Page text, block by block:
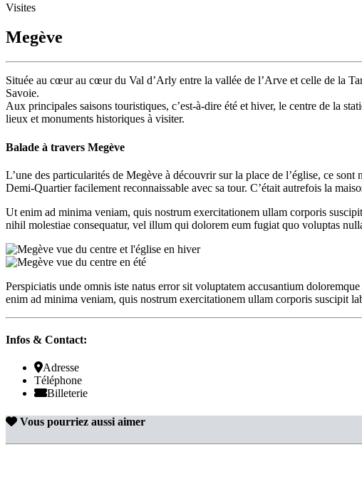
Visites
Megève
Située au cœur au cœur du Val d’Arly entre la vallée de l’Arve et celle de la
Savoie.
Aux principales saisons touristiques, c’est-à-dire été et hiver, le centre de la
lieux et monuments historiques à visiter.
Balade à travers Megève
L’une des particularités de Megève à découvrir sur la place de l’église, ce
Demi-Quartier facilement reconnaissable avec sa tour. C’était autrefois la
Ut enim ad minima veniam, quis nostrum exercitationem ullam corporis
nihil molestiae consequatur, vel illum qui dolorem eum fugiat quo voluptas
Perspiciatis unde omnis iste natus error sit voluptatem accusantium
enim ad minima veniam, quis nostrum exercitationem ullam corporis suscipit
Infos & Contact:
Adresse
Téléphone
Billeterie
Vous pourriez aussi aimer